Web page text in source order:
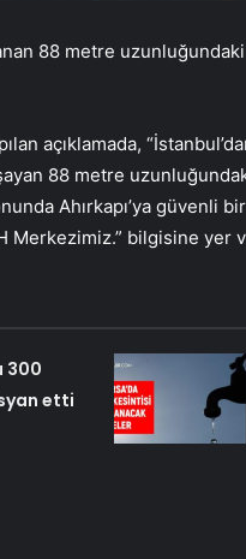
88 metre
açıklamada,
88 metre
Ahırkapı’ya güvenli
Merkezimiz.” bilgisine yer
300
etti